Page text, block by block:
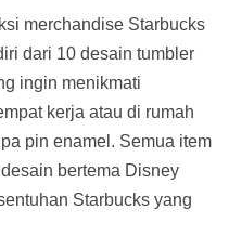
merchandise Starbucks
dari 10 desain tumbler
ingin menikmati
kerja atau di rumah
pin enamel. Semua item
bertema Disney
Starbucks yang